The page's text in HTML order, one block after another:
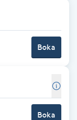
Boka
Boka